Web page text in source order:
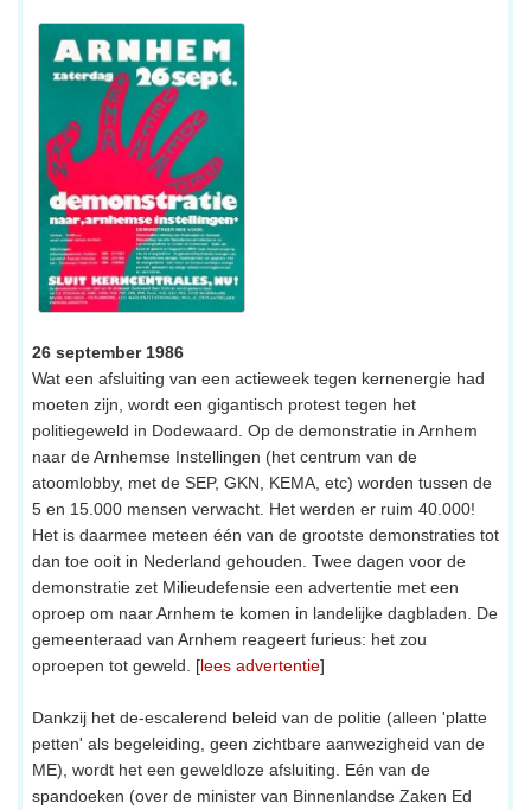
26 september 1986
Wat een afsluiting van een actieweek tegen kernenergie had
moeten zijn, wordt een gigantisch protest tegen het
politiegeweld in Dodewaard. Op de demonstratie in Arnhem
naar de Arnhemse Instellingen (het centrum van de
atoomlobby, met de SEP, GKN, KEMA, etc) worden tussen de
5 en 15.000 mensen verwacht. Het werden er ruim 40.000!
Het is daarmee meteen één van de grootste demonstraties tot
dan toe ooit in Nederland gehouden. Twee dagen voor de
demonstratie zet Milieudefensie een advertentie met een
oproep om naar Arnhem te komen in landelijke dagbladen. De
gemeenteraad van Arnhem reageert furieus: het zou
oproepen tot geweld. [lees advertentie]
Dankzij het de-escalerend beleid van de politie (alleen 'platte
petten' als begeleiding, geen zichtbare aanwezigheid van de
ME), wordt het een geweldloze afsluiting. Eén van de
spandoeken (over de minister van Binnenlandse Zaken Ed